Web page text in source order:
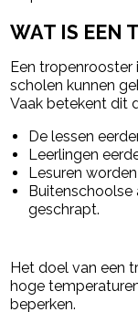
WAT IS EEN
Een tropenrooster
scholen kunnen
Vaak betekent dit
De lessen
Leerlingen
Lesuren
geschrapt.
Het doel van een
hoge
beperken.